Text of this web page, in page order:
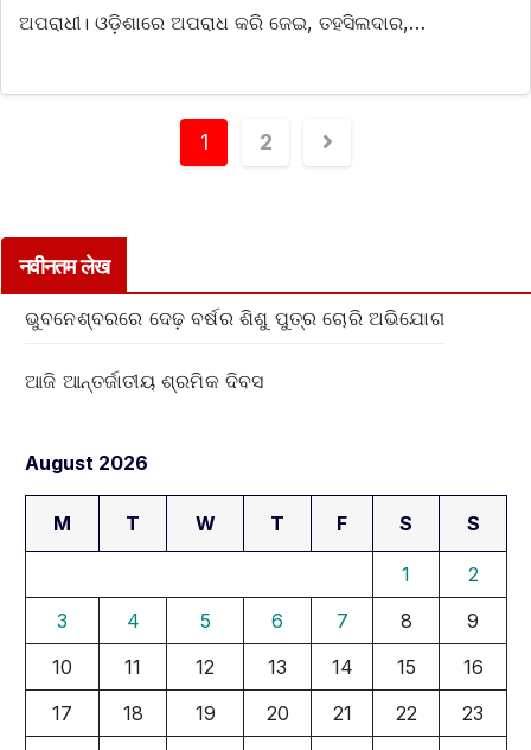
ଅପରାଧୀ। ଓଡ଼ିଶାରେ ଅପରାଧ କରି ଜେଇ, ତହସିଲଦାର,…
1 2
नवीनतम लेख
ଭୁବନେଶ୍ବରରେ ଦେଢ଼ ବର୍ଷର ଶିଶୁ ପୁତ୍ର ଚୋରି ଅଭିଯୋଗ
ଆଜି ଆନ୍ତର୍ଜାତୀୟ ଶ୍ରମିକ ଦିବସ
August 2026
M T W T F S S
1
2
3
4 5 6 7 8
9
10
11 12 13 14 15
16
17
18 19 20 21 22
23